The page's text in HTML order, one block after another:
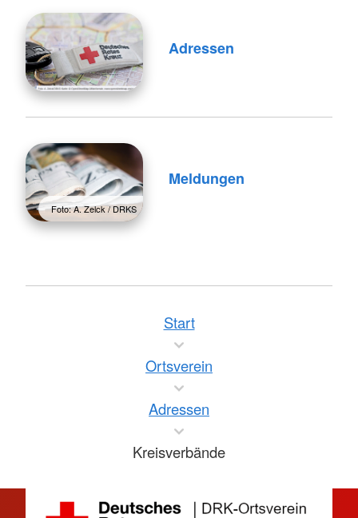
Adressen
Foto: A. Zelck / DRKS
Meldungen
Start
Ortsverein
Adressen
Kreisverbände